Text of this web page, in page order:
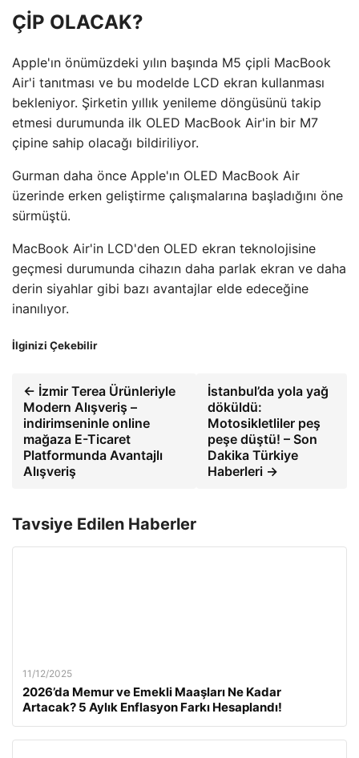
ÇİP OLACAK?
Apple'ın önümüzdeki yılın başında M5 çipli MacBook
Air'i tanıtması ve bu modelde LCD ekran kullanması
bekleniyor. Şirketin yıllık yenileme döngüsünü takip
etmesi durumunda ilk OLED MacBook Air'in bir M7
çipine sahip olacağı bildiriliyor.
Gurman daha önce Apple'ın OLED MacBook Air
üzerinde erken geliştirme çalışmalarına başladığını öne
sürmüştü.
MacBook Air'in LCD'den OLED ekran teknolojisine
geçmesi durumunda cihazın daha parlak ekran ve daha
derin siyahlar gibi bazı avantajlar elde edeceğine
inanılıyor.
İlginizi Çekebilir
← İzmir Terea Ürünleriyle
Modern Alışveriş –
indirimseninle online
mağaza E-Ticaret
Platformunda Avantajlı
Alışveriş
İstanbul’da yola yağ
döküldü:
Motosikletliler peş
peşe düştü! – Son
Dakika Türkiye
Haberleri →
Tavsiye Edilen Haberler
11/12/2025
2026’da Memur ve Emekli Maaşları Ne Kadar
Artacak? 5 Aylık Enflasyon Farkı Hesaplandı!